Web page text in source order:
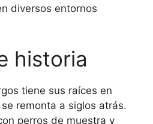
diversos entornos
historia
tiene sus raíces en
remonta a siglos atrás.
perros de muestra y